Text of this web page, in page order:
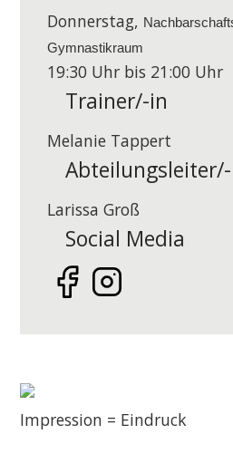
Donnerstag,
Gymnastikraum
19:30 Uhr bis 21:00 Uhr
Trainer/-in
Melanie Tappert
Larissa Groß
Social Media
Impression = Eindruck